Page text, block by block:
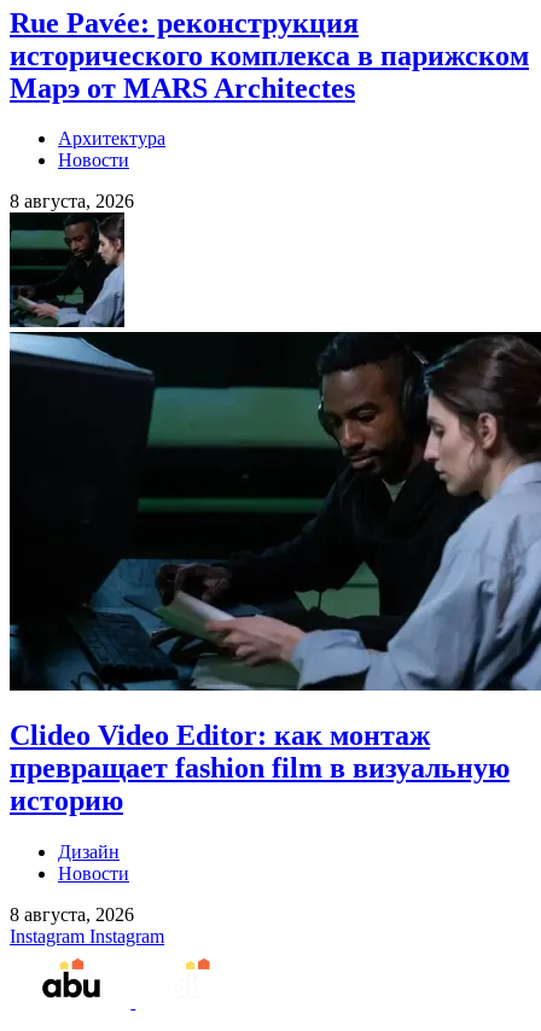
Rue Pavée: реконструкция
исторического комплекса в парижском
Марэ от MARS Architectes
Архитектура
Новости
8 августа, 2026
Clideo Video Editor: как монтаж
превращает fashion film в визуальную
историю
Дизайн
Новости
8 августа, 2026
Instagram Instagram